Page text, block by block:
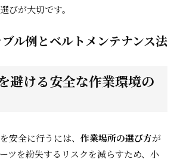
びが大切です。
ル例とベルトメンテナンス法
避ける安全な作業環境の
安全に行うには、 作業場所の選び方が
ツを紛失するリスクを減らすため、小